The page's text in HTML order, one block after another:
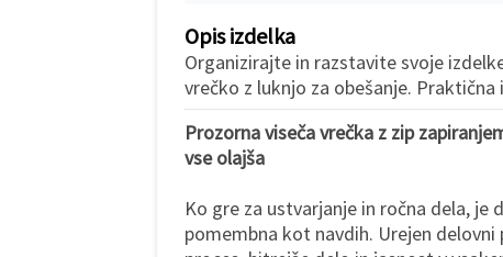
Opis izdelka
Organizirajte in razstavite svoje
vrečko z luknjo za obešanje. Praktična
Prozorna viseča vrečka z zip
vse olajša
Ko gre za ustvarjanje in ročna dela, je
pomembna kot navdih. Urejen